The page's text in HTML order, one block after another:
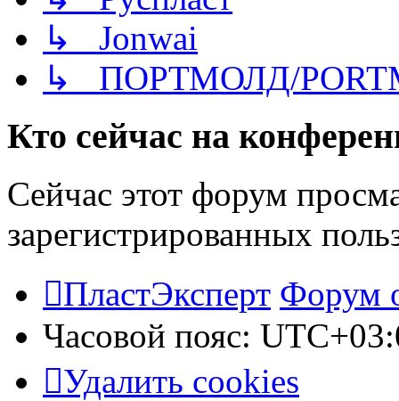
↳ Jonwai
↳ ПОРТМОЛД/
Кто сейчас на
Сейчас этот форум
зарегистрированных
ПластЭксперт Форум
Часовой пояс:
Удалить cookies